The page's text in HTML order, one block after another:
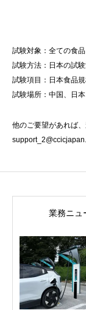
試験対象：全ての食品
試験方法：日本の試
試験項目：日本食品
試験場所：中国、日本
他のご要望があれば
業務ニュ